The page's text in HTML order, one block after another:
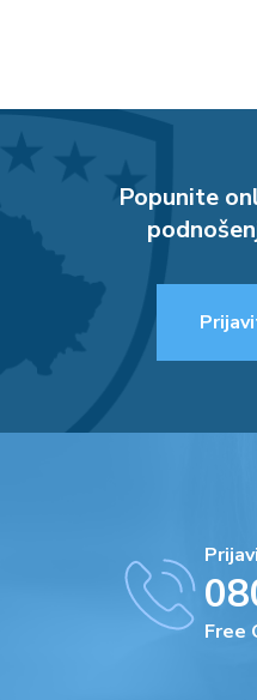
Popunite
Free